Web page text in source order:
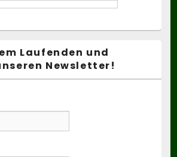
Laufenden und
Newsletter!